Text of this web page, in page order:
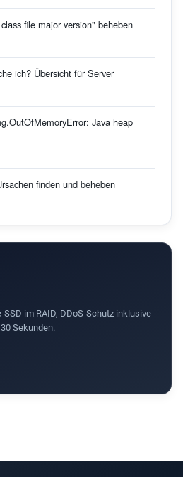
file major version" beheben
ich? Übersicht für Server
Java heap
finden und beheben
im RAID, DDoS-Schutz inklusive
Sekunden.